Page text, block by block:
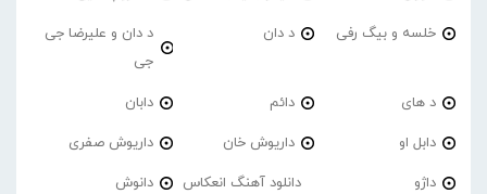
خلسه و بیگ رفی د دان
د دان و علیرضا جی
جی
د های دائم دابان
دابل او داریوش خان داریوش صفری
داژو
دانلود آهنگ انعکاس
دانوش